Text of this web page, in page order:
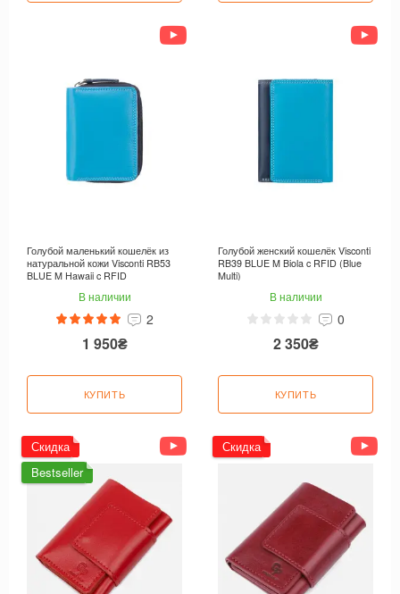
Голубой маленький кошелёк из
натуральной кожи Visconti RB53
BLUE M Hawaii c RFID
В наличии
2
1 950₴
КУПИТЬ
Голубой женский кошелёк Visconti
RB39 BLUE M Biola c RFID (Blue
Multi)
В наличии
0
2 350₴
КУПИТЬ
Скидка
Bestseller
Скидка